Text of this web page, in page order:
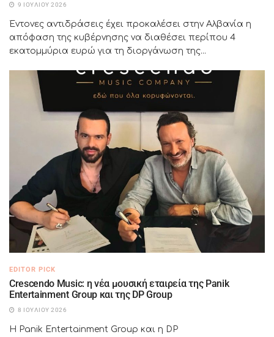
9 ΙΟΥΛΊΟΥ 2026
Έντονες αντιδράσεις έχει προκαλέσει στην Αλβανία η
απόφαση της κυβέρνησης να διαθέσει περίπου 4
εκατομμύρια ευρώ για τη διοργάνωση της...
EDITOR PICK
Crescendo Music: η νέα μουσική εταιρεία της Panik
Entertainment Group και της DP Group
8 ΙΟΥΛΊΟΥ 2026
Η Panik Entertainment Group και η DP